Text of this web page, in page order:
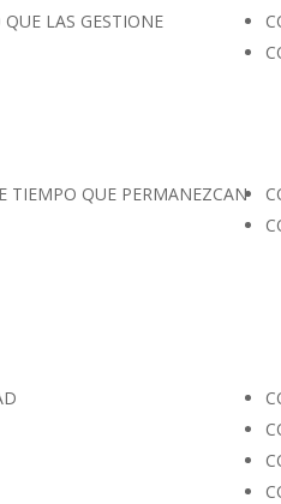
LAS GESTIONE
TIEMPO QUE PERMANEZCAN